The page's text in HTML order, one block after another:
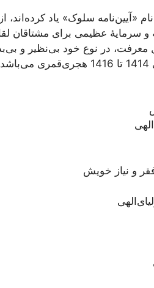
سلوک» یاد کرده‌اند، از
سرمایۀ عظیمی برای مشتاقان
معرفت، در نوع خود بی‌نظیر و
و نیاز خویش